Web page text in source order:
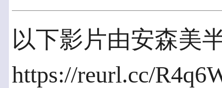
以下影片由安森美
https://reurl.cc/